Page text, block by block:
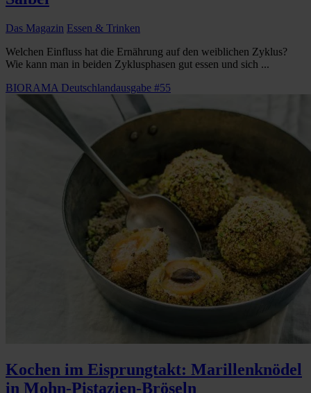
Das Magazin Essen & Trinken
Welchen Einfluss hat die Ernährung auf den weiblichen Zyklus?
Wie kann man in beiden Zyklusphasen gut essen und sich ...
BIORAMA Deutschlandausgabe #55
Kochen im Eisprungtakt: Marillenknödel
in Mohn-Pistazien-Bröseln